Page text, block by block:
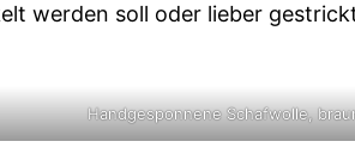
werden soll oder lieber
Handgesponnene Schafwolle,